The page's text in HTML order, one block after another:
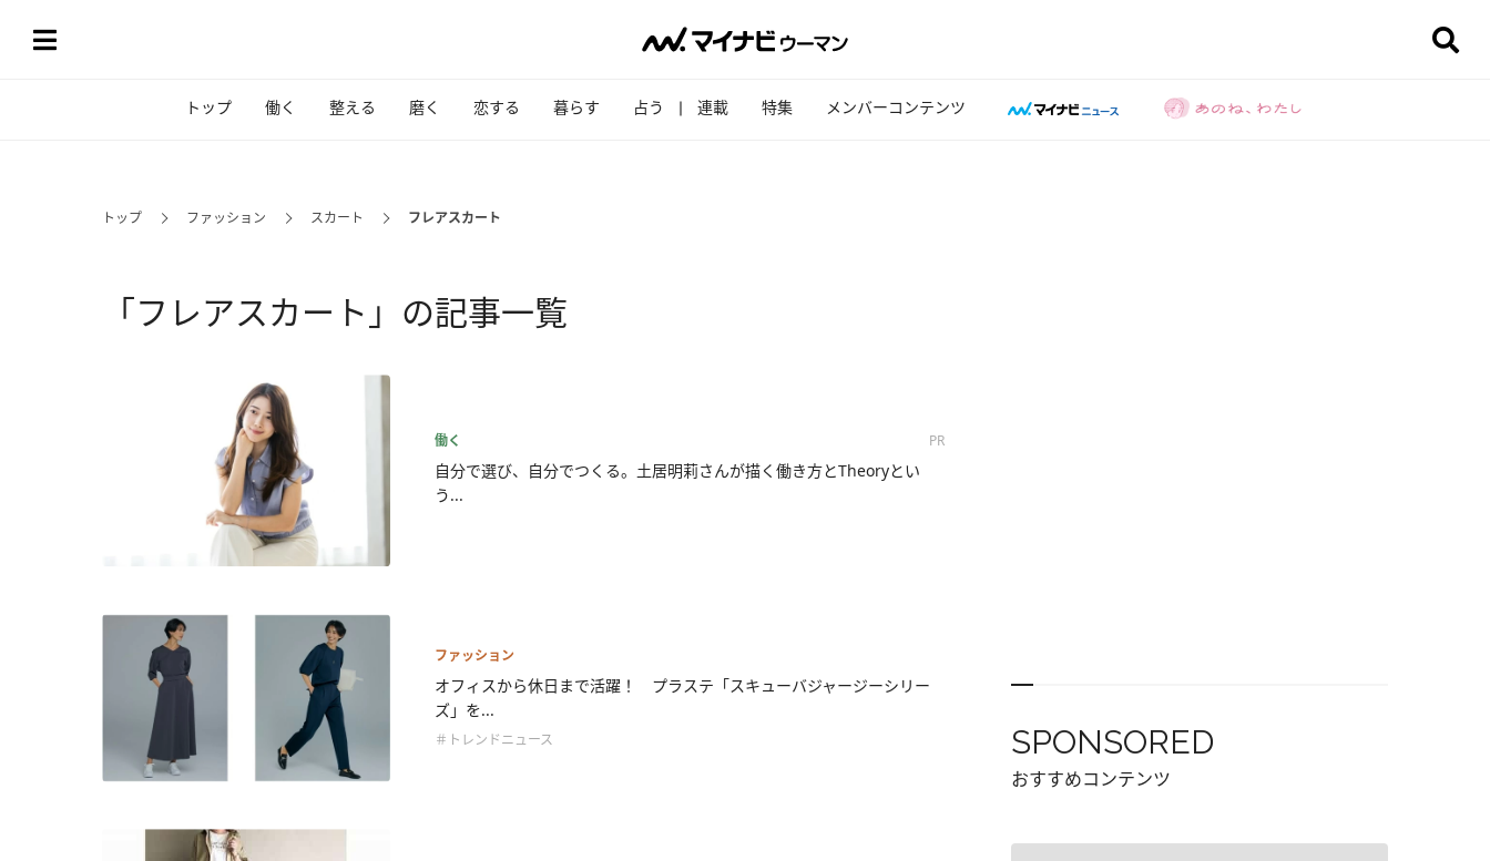
トップ 働く 整える 磨く 恋する 暮らす 占う 連載 特集 メンバーコンテンツ
トップ ファッション スカート フレアスカート
「フレアスカート」の記事一覧
働く PR
自分で選び、自分でつくる。土居明莉さんが描く働き方とTheoryとい
う...
ファッション
オフィスから休日まで活躍！ プラステ「スキューバジャージーシリー
ズ」を...
＃トレンドニュース SPONSORED
おすすめコンテンツ